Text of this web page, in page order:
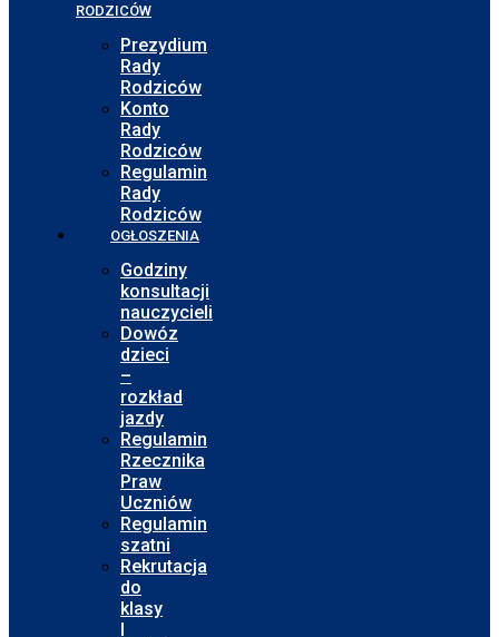
RODZICÓW
Prezydium
Rady
Rodziców
Konto
Rady
Rodziców
Regulamin
Rady
Rodziców
OGŁOSZENIA
Godziny
konsultacji
nauczycieli
Dowóz
dzieci
–
rozkład
jazdy
Regulamin
Rzecznika
Praw
Uczniów
Regulamin
szatni
Rekrutacja
do
klasy
I